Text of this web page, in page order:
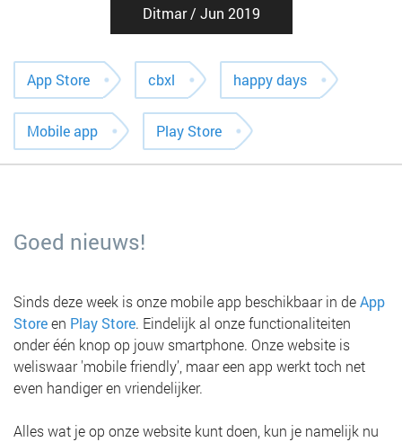
Ditmar / Jun 2019
App Store cbxl happy days
Mobile app Play Store
Goed nieuws!
Sinds deze week is onze mobile app beschikbaar in deApp
Storeen Play Store. Eindelijk al onze functionaliteiten
onder één knop op jouw smartphone. Onze website is
weliswaar 'mobile friendly’, maar een app werkt toch net
even handiger en vriendelijker.
Alles wat je op onze website kunt doen, kun je namelijk nu